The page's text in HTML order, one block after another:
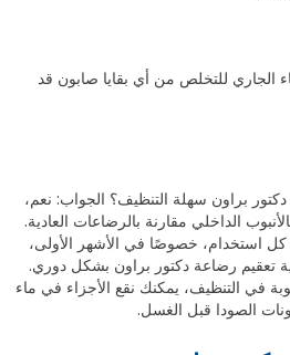
الجاري للتخلص من أي بقايا صابون قد
براون سهلة التنظيف؟ الجواب: نعم،
الداخلي مقارنة بالرضاعات العادية.
استخدام، خصوصًا في الأشهر الأولى،
تعقيم رضاعة دكتور براون بشكل دوري.
في التنظيف، يمكنك نقع الأجزاء في ماء
الصودا قبل الغسل.